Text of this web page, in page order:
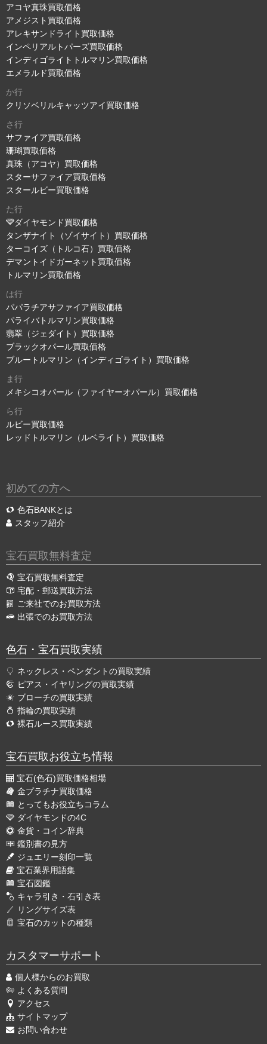
アコヤ真珠買取価格
アメジスト買取価格
アレキサンドライト買取価格
インペリアルトパーズ買取価格
インディゴライトトルマリン買取価格
エメラルド買取価格
か行
クリソベリルキャッツアイ買取価格
さ行
サファイア買取価格
珊瑚買取価格
真珠（アコヤ）買取価格
スターサファイア買取価格
スタールビー買取価格
た行
ダイヤモンド買取価格
タンザナイト（ゾイサイト）買取価格
ターコイズ（トルコ石）買取価格
デマントイドガーネット買取価格
トルマリン買取価格
は行
パパラチアサファイア買取価格
パライバトルマリン買取価格
翡翠（ジェダイト）買取価格
ブラックオパール買取価格
ブルートルマリン（インディゴライト）買取価格
ま行
メキシコオパール（ファイヤーオパール）買取価格
ら行
ルビー買取価格
レッドトルマリン（ルベライト）買取価格
初めての方へ
色石BANKとは
スタッフ紹介
宝石買取無料査定
宝石買取無料査定
宅配・郵送買取方法
ご来社でのお買取方法
出張でのお買取方法
色石・宝石買取実績
ネックレス・ペンダントの買取実績
ピアス・イヤリングの買取実績
ブローチの買取実績
指輪の買取実績
裸石ルース買取実績
宝石買取お役立ち情報
宝石(色石)買取価格相場
金プラチナ買取価格
とってもお役立ちコラム
ダイヤモンドの4C
金貨・コイン辞典
鑑別書の見方
ジュエリー刻印一覧
宝石業界用語集
宝石図鑑
キャラ引き・石引き表
リングサイズ表
宝石のカットの種類
カスタマーサポート
個人様からのお買取
よくある質問
アクセス
サイトマップ
お問い合わせ